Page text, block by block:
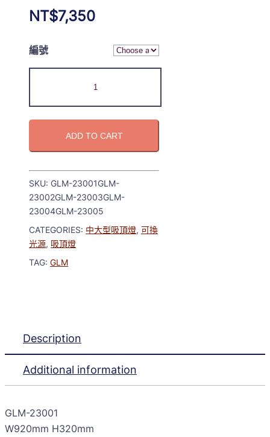
NT$7,350
編號
ADD TO CART
SKU: GLM-23001GLM-
23002GLM-23003GLM-
23004GLM-23005
CATEGORIES: 中大型吸頂燈, 可換
光源, 吸頂燈
TAG: GLM
Description
Additional information
GLM-23001
W920mm H320mm